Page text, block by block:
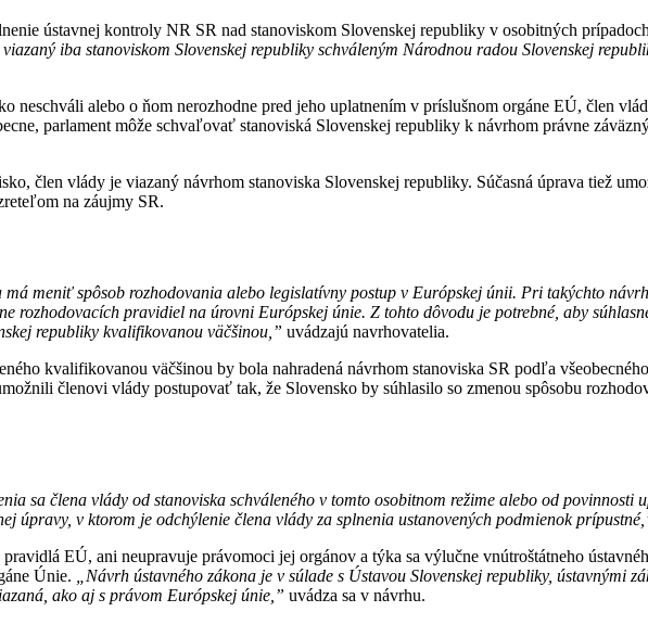
ústavnej kontroly NR SR nad stanoviskom Slovenskej republiky v osobitných
iba stanoviskom Slovenskej republiky schváleným Národnou radou Slovenskej
neschváli alebo o ňom nerozhodne pred jeho uplatnením v príslušnom orgáne EÚ, člen
parlament môže schvaľovať stanoviská Slovenskej republiky k návrhom právne
člen vlády je viazaný návrhom stanoviska Slovenskej republiky. Súčasná úprava tiež
na záujmy SR.
meniť spôsob rozhodovania alebo legislatívny postup v Európskej únii. Pri takýchto
rozhodovacích pravidiel na úrovni Európskej únie. Z tohto dôvodu je potrebné, aby
republiky kvalifikovanou väčšinou,” uvádzajú navrhovatelia.
kvalifikovanou väčšinou by bola nahradená návrhom stanoviska SR podľa
členovi vlády postupovať tak, že Slovensko by súhlasilo so zmenou spôsobu
sa člena vlády od stanoviska schváleného v tomto osobitnom režime alebo od povinnosti
úpravy, v ktorom je odchýlenie člena vlády za splnenia ustanovených podmienok
EÚ, ani neupravuje právomoci jej orgánov a týka sa výlučne vnútroštátneho
Únie.
„Návrh ústavného zákona je v súlade s Ústavou Slovenskej republiky, ústavnými
ako aj s právom Európskej únie,” uvádza sa v návrhu.